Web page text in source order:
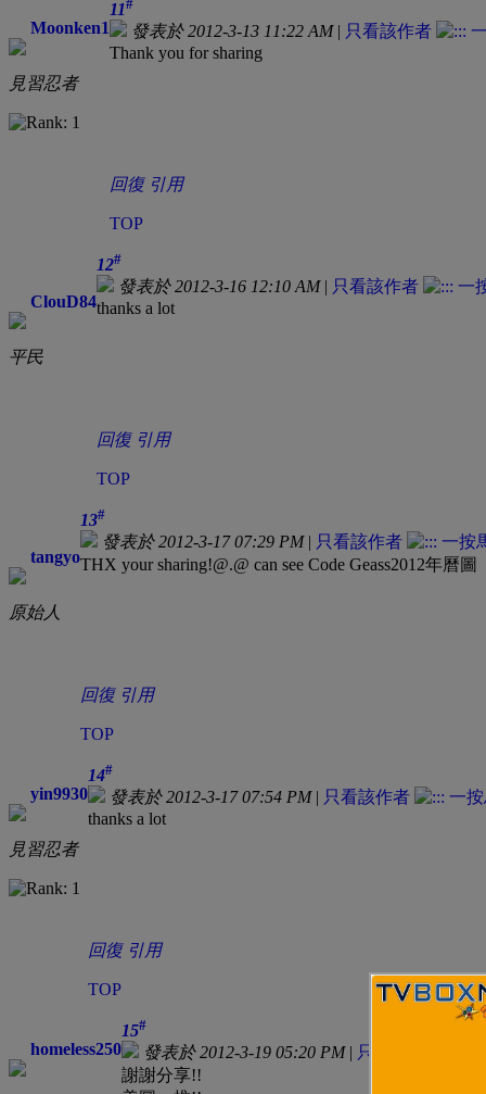
Moonken1
見習忍者
11#
發表於 2012-3-13 11:22 AM| 只看該作者
Thank you for sharing
回復 引用
TOP
ClouD84
平民
12#
發表於 2012-3-16 12:10 AM| 只看該作者
thanks a lot
回復 引用
TOP
tangyo
原始人
13#
發表於 2012-3-17 07:29 PM| 只看該作者
THX your sharing!@.@ can see Code Geass2012年曆圖
回復 引用
TOP
yin9930
見習忍者
14#
發表於 2012-3-17 07:54 PM| 只看該作者
thanks a lot
回復 引用
TOP
homeless250
15#
發表於 2012-3-19 05:20 PM| 只看該作者
謝謝分享!!